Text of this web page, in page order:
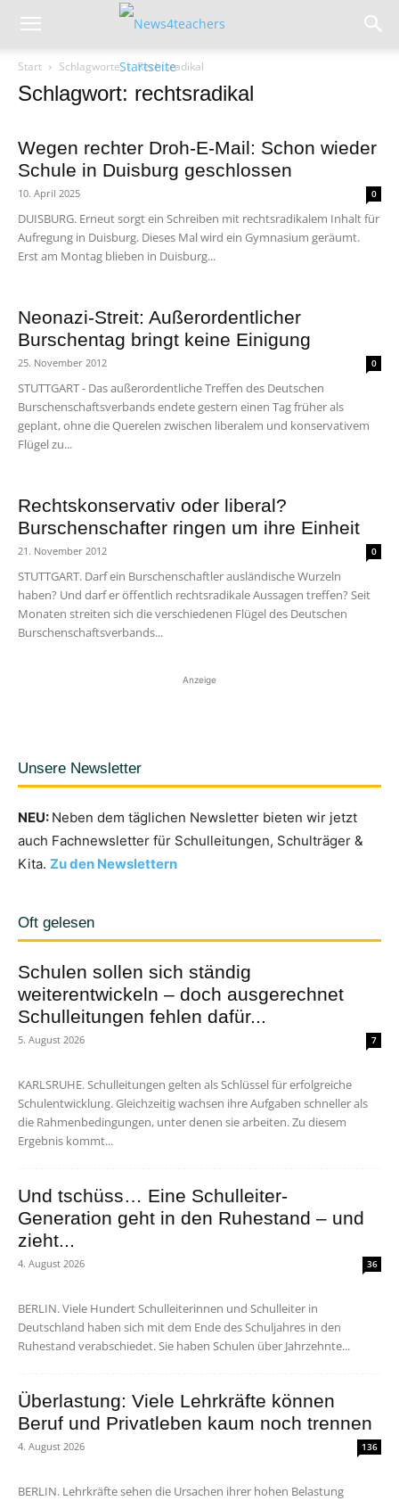
Start Schlagworte Rechtsradikal
Schlagwort: rechtsradikal
Wegen rechter Droh-E-Mail: Schon wieder
Schule in Duisburg geschlossen
10. April 2025 0
DUISBURG. Erneut sorgt ein Schreiben mit rechtsradikalem Inhalt für
Aufregung in Duisburg. Dieses Mal wird ein Gymnasium geräumt.
Erst am Montag blieben in Duisburg...
Neonazi-Streit: Außerordentlicher
Burschentag bringt keine Einigung
25. November 2012 0
STUTTGART - Das außerordentliche Treffen des Deutschen
Burschenschaftsverbands endete gestern einen Tag früher als
geplant, ohne die Querelen zwischen liberalem und konservativem
Flügel zu...
Rechtskonservativ oder liberal?
Burschenschafter ringen um ihre Einheit
21. November 2012 0
STUTTGART. Darf ein Burschenschaftler ausländische Wurzeln
haben? Und darf er öffentlich rechtsradikale Aussagen treffen? Seit
Monaten streiten sich die verschiedenen Flügel des Deutschen
Burschenschaftsverbands...
Anzeige
Unsere Newsletter
NEU: Neben dem täglichen Newsletter bieten wir jetzt
auch Fachnewsletter für Schulleitungen, Schulträger &
Kita. Zu den Newslettern
Oft gelesen
Schulen sollen sich ständig
weiterentwickeln – doch ausgerechnet
Schulleitungen fehlen dafür...
5. August 2026 7
KARLSRUHE. Schulleitungen gelten als Schlüssel für erfolgreiche
Schulentwicklung. Gleichzeitig wachsen ihre Aufgaben schneller als
die Rahmenbedingungen, unter denen sie arbeiten. Zu diesem
Ergebnis kommt...
Und tschüss… Eine Schulleiter-
Generation geht in den Ruhestand – und
zieht...
4. August 2026 36
BERLIN. Viele Hundert Schulleiterinnen und Schulleiter in
Deutschland haben sich mit dem Ende des Schuljahres in den
Ruhestand verabschiedet. Sie haben Schulen über Jahrzehnte...
Überlastung: Viele Lehrkräfte können
Beruf und Privatleben kaum noch trennen
4. August 2026 136
BERLIN. Lehrkräfte sehen die Ursachen ihrer hohen Belastung